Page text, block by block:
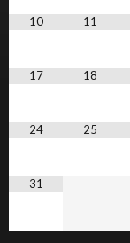
10 11
17 18
24 25
31